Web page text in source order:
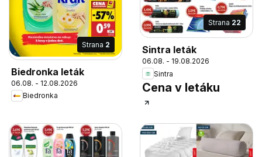
Strana 2
Biedronka leták
06.08. - 12.08.2026
Biedronka
Strana 22
Sintra leták
06.08. - 19.08.2026
Sintra
Cena v letáku